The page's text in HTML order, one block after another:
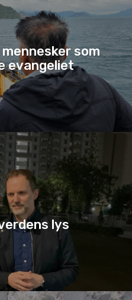
som
evangeliet
lys